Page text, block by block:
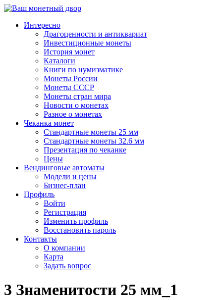
↓
основному
содержимому
Интересно
Драгоценности и антиквариат
Инвестиционные монеты
История монет
Каталоги
Книги по нумизматике
Монеты России
Монеты СССР
Монеты стран мира
Новости о монетах
Разное о монетах
Чеканка монет
Стандартные монеты 25 мм
Стандартные монеты 32.6 мм
Презентация по чеканке
Цены
Вендинговые автоматы
Модели и цены
Бизнес-план
Профиль
Войти
Регистрация
Изменить профиль
Восстановить пароль
Контакты
О компании
Карта
Задать вопрос
3 Знаменитости 25 мм_1